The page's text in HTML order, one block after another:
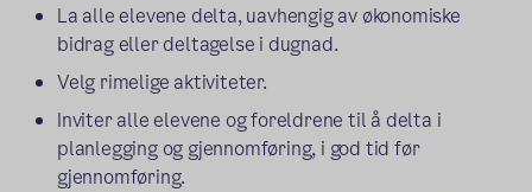
La alle elevene delta, uavhengig av økonomiske
bidrag eller deltagelse i dugnad.
Velg rimelige aktiviteter.
Inviter alle elevene og foreldrene til å delta i
planlegging og gjennomføring, i god tid før
gjennomføring.